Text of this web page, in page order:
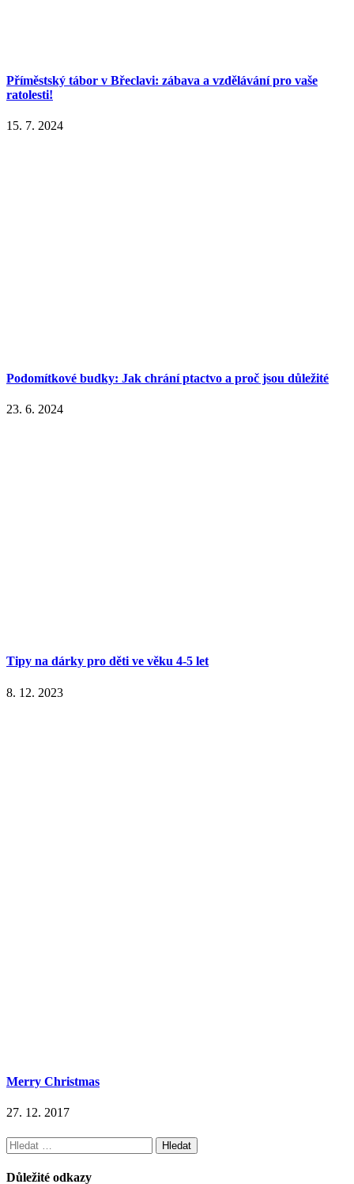
Příměstský tábor v Břeclavi: zábava a vzdělávání pro vaše
ratolesti!
15. 7. 2024
Podomítkové budky: Jak chrání ptactvo a proč jsou důležité
23. 6. 2024
Tipy na dárky pro děti ve věku 4-5 let
8. 12. 2023
Merry Christmas
27. 12. 2017
Vyhledávání
Důležité odkazy